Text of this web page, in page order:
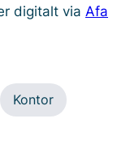
digitalt via Afa
Kontor